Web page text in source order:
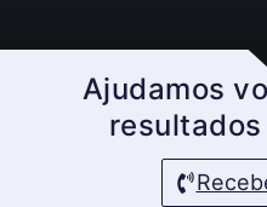
Ajudamos